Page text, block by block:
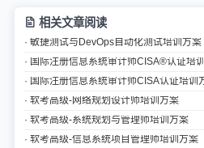
相关文章阅读
· 敏捷测试与DevOps自动化测试培训方案
· 国际注册信息系统审计师CISA®认证培训
· 国际注册信息系统审计师CISA认证培训
· 软考高级-网络规划设计师培训方案
· 软考高级-系统规划与管理师培训方案
· 软考高级-信息系统项目管理师培训方案